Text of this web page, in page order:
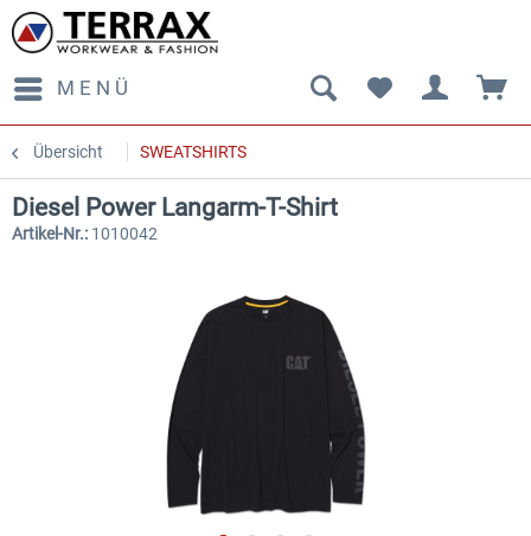
MENÜ
Übersicht SWEATSHIRTS
Diesel Power Langarm-T-Shirt
Artikel-Nr.: 1010042